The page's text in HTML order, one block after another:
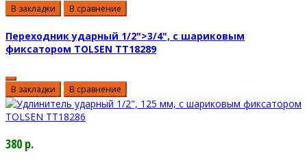
В закладки В сравнение
Переходник ударный 1/2">3/4", с шариковым
фиксатором TOLSEN TT18289
В закладки В сравнение
380 р.